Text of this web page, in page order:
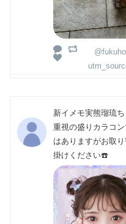
新イメモ実熊瑠琉
重視の盛りカラコ
はありますがお取
掛けください☎️